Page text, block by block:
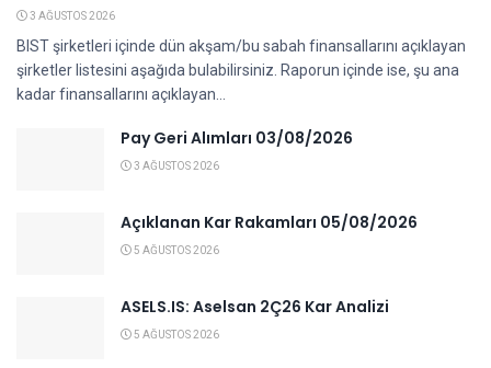
3 AĞUSTOS 2026
BIST şirketleri içinde dün akşam/bu sabah finansallarını açıklayan
şirketler listesini aşağıda bulabilirsiniz. Raporun içinde ise, şu ana
kadar finansallarını açıklayan...
Pay Geri Alımları 03/08/2026
3 AĞUSTOS 2026
Açıklanan Kar Rakamları 05/08/2026
5 AĞUSTOS 2026
ASELS.IS: Aselsan 2Ç26 Kar Analizi
5 AĞUSTOS 2026